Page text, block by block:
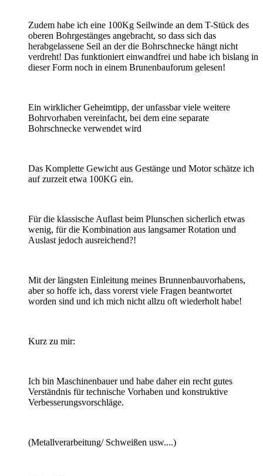
Zudem habe ich eine 100Kg Seilwinde an dem T-Stück des
oberen Bohrgestänges angebracht, so dass sich das
herabgelassene Seil an der die Bohrschnecke hängt nicht
verdreht! Das funktioniert einwandfrei und habe ich bislang in
dieser Form noch in einem Brunenbauforum gelesen!
Ein wirklicher Geheimtipp, der unfassbar viele weitere
Bohrvorhaben vereinfacht, bei dem eine separate
Bohrschnecke verwendet wird
Das Komplette Gewicht aus Gestänge und Motor schätze ich
auf zurzeit etwa 100KG ein.
Für die klassische Auflast beim Plunschen sicherlich etwas
wenig, für die Kombination aus langsamer Rotation und
Auslast jedoch ausreichend?!
Mit der längsten Einleitung meines Brunnenbauvorhabens,
aber so hoffe ich, dass vorerst viele Fragen beantwortet
worden sind und ich mich nicht allzu oft wiederholt habe!
Kurz zu mir:
Ich bin Maschinenbauer und habe daher ein recht gutes
Verständnis für technische Vorhaben und konstruktive
Verbesserungsvorschläge.
(Metallverarbeitung/ Schweißen usw....)